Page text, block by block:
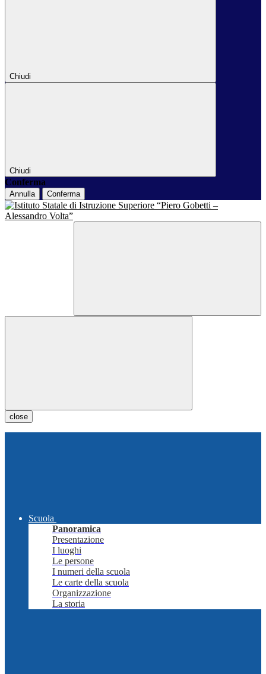
Chiudi
Chiudi
Conferma
Annulla Conferma
close
Scuola
Panoramica
Presentazione
I luoghi
Le persone
I numeri della scuola
Le carte della scuola
Organizzazione
La storia